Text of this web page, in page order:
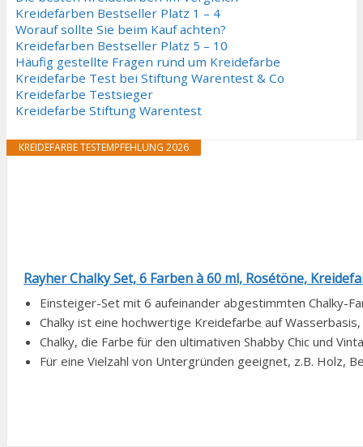
Kreidefarben Bestseller Platz 1 – 4
Worauf sollte Sie beim Kauf achten?
Kreidefarben Bestseller Platz 5 – 10
Häufig gestellte Fragen rund um Kreidefarbe
Kreidefarbe Test bei Stiftung Warentest & Co
Kreidefarbe Testsieger
Kreidefarbe Stiftung Warentest
KREIDEFARBE TESTEMPFEHLUNG 2026
Rayher Chalky Set, 6 Farben à 60 ml, Rosétöne,
Einsteiger-Set mit 6 aufeinander abgestimmten Chalky-
Chalky ist eine hochwertige Kreidefarbe auf
Chalky, die Farbe für den ultimativen Shabby Chic und
Für eine Vielzahl von Untergründen geeignet, z.B. Holz,